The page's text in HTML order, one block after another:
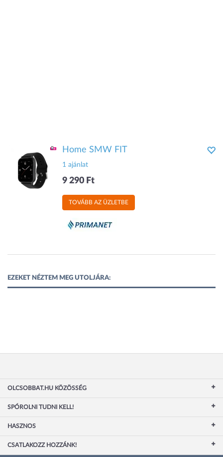
Home SMW FIT
1 ajánlat
9 290 Ft
TOVÁBB AZ ÜZLETBE
EZEKET NÉZTEM MEG UTOLJÁRA:
OLCSOBBAT.HU KÖZÖSSÉG
SPÓROLNI TUDNI KELL!
HASZNOS
CSATLAKOZZ HOZZÁNK!